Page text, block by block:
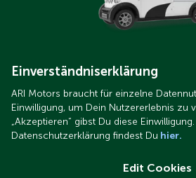
Einverständniserklärung
ARI Motors braucht für einzelne
Einwilligung, um Dein Nutzererlebnis zu
„Akzeptieren“ gibst Du diese
Datenschutzerklärung findest Du hier.
Edit Cookies